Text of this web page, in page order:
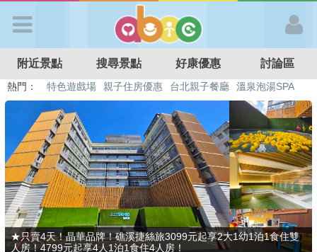
APP登入
首 頁
搜尋景點
好康優惠
附近景點 搜尋景點 好康優惠 討論區
熱門： 特色遊戲場 親子住房優惠 台北親子餐廳
溫泉泡湯SPA
溜滑梯民宿
觀光工廠 DIY摘果 日本親子景點
★只賣4天！晶華品牌！礁溪捷絲旅3099元起享2大1幼1泊1食住雙
人房！4799元起享4人1泊1食住4人房！